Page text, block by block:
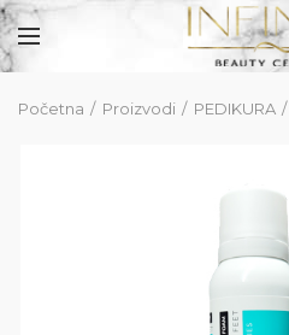
Početna Proizvodi PEDIKURA
PROIZVODI